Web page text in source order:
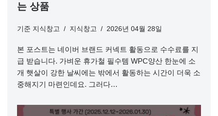
는 상품
기준 지식창고 지식창고 2026년 04월 28일
본 포스트는 네이버 브랜드 커넥트 활동으로 수수료를 지
급 받습니다. 가벼운 휴가철 필수템 WPC양산 한눈에 소
개 햇살이 강한 날씨에는 밖에서 활동하는 시간이 더욱 소
중해지기 마련인데요. 그러다…